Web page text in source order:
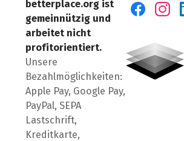
betterplace.org ist
gemeinnützig und
arbeitet nicht
profitorientiert.
Unsere
Bezahlmöglichkeiten:
Apple Pay, Google Pay,
PayPal, SEPA
Lastschrift,
Kreditkarte,